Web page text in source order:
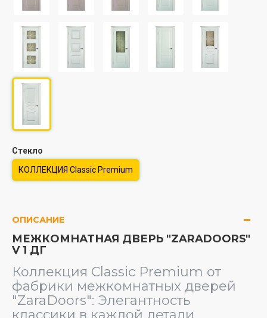
Стекло
КОЛЛЕКЦИЯ Classic Premium
ОПИСАНИЕ
МЕЖКОМНАТНАЯ ДВЕРЬ "ZARADOORS"
V 1 ДГ
Коллекция Classic Premium от
фабрики межкомнатных дверей
"ZaraDoors": Элегантность
классики в каждой детали